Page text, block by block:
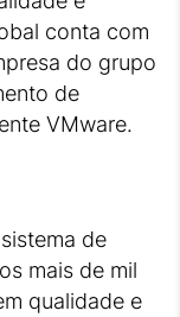
conta com
do grupo
de
VMware.
de
mais de mil
qualidade e